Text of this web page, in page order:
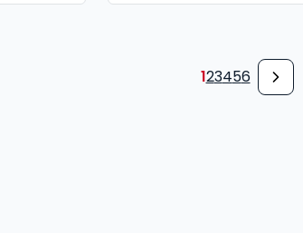
123456